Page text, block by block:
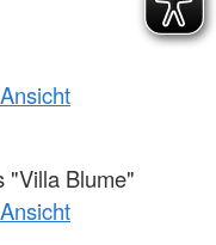
"Villa Blume"